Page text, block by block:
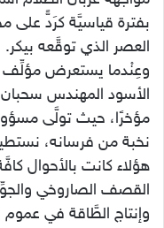
بفترة قياسيَّة كرَدٍّ على
العصر الذي توقَّعه بيكر.
وعِنْدما يستعرض مؤلِّف
الأسود المهندس
مؤخرًا، حيث تولَّى
نخبة من فرسانه،
هؤلاء كانت بالأحوال
القصف الصاروخي
وإنتاج الطَّاقة في عموم